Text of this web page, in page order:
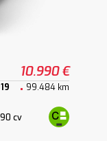
10.990 €
99.484 km
90 cv